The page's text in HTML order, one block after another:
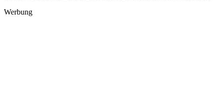
Werbung